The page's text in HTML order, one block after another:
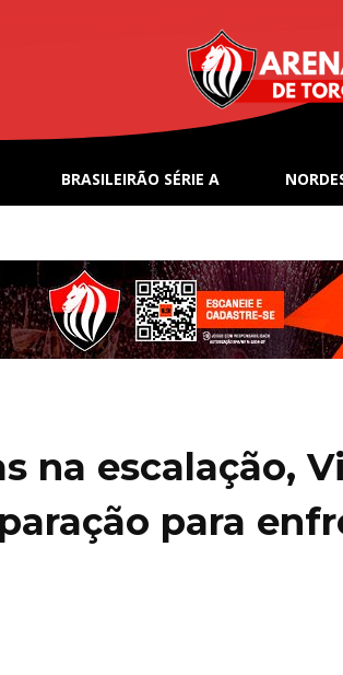
BRASILEIRÃO SÉRIE A
na escalação,
para